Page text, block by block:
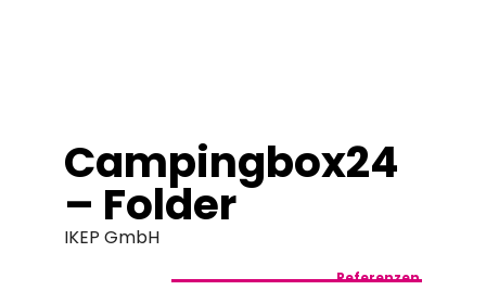
Campingbox24
– Folder
IKEP GmbH
Referenzen